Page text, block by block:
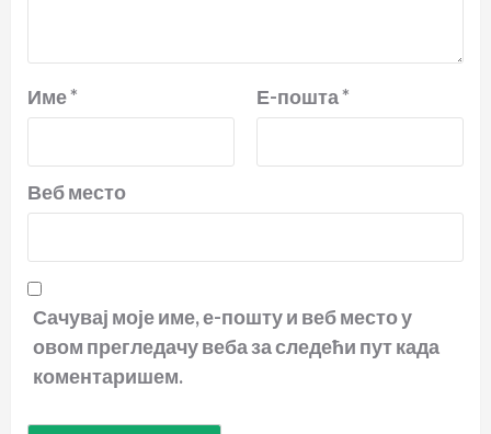
Име* Е-пошта*
Веб место
Сачувај моје име, е-пошту и веб место у
овом прегледачу веба за следећи пут када
коментаришем.